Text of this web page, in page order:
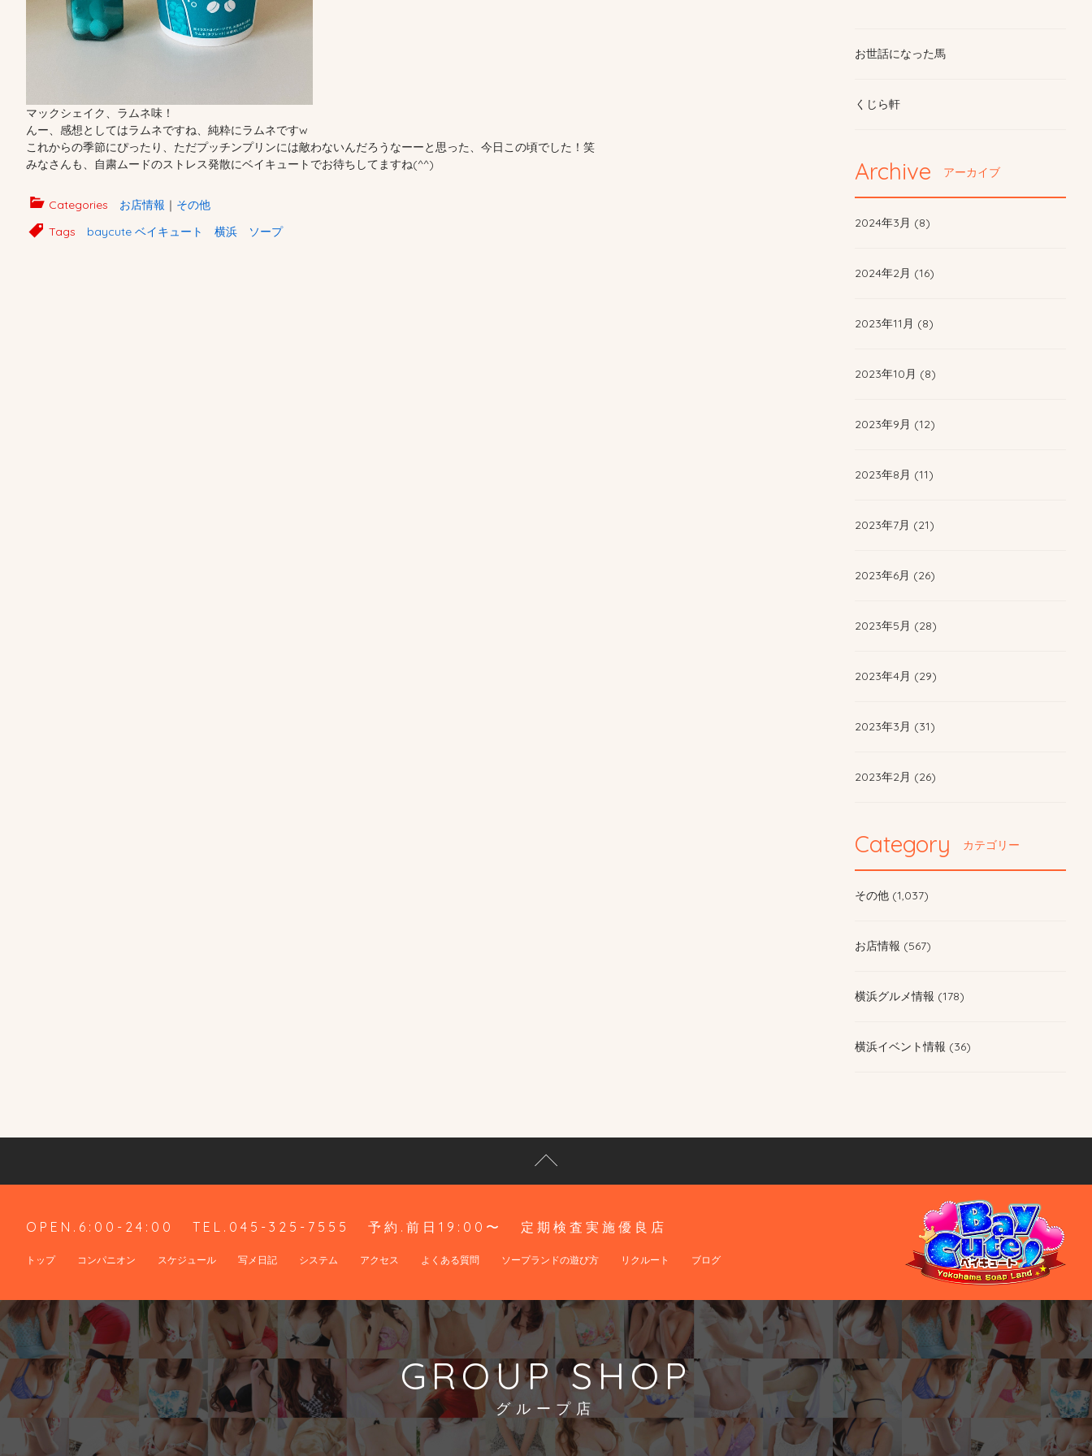
マックシェイク、ラムネ味！
んー、感想としてはラムネですね、純粋にラムネですw
これからの季節にぴったり、ただプッチンプリンには敵わないんだろうなーーと思った、今日この頃でした！笑
みなさんも、自粛ムードのストレス発散にベイキュートでお待ちしてますね(^^)
Categories お店情報 ｜ その他
Tags
baycute ベイキュート 横浜 ソープ
お世話になった馬
くじら軒
Archive アーカイブ
2024年3月 (8)
2024年2月 (16)
2023年11月 (8)
2023年10月 (8)
2023年9月 (12)
2023年8月 (11)
2023年7月 (21)
2023年6月 (26)
2023年5月 (28)
2023年4月 (29)
2023年3月 (31)
2023年2月 (26)
Category カテゴリー
その他 (1,037)
お店情報 (567)
横浜グルメ情報 (178)
横浜イベント情報 (36)
OPEN.6:00-24:00 TEL.045-325-7555 予約.前日19:00〜 定期検査実施優良店
トップ コンパニオン スケジュール 写メ日記 システム アクセス よくある質問 ソープランドの遊び方 リクルート ブログ
GROUP SHOP
グループ店